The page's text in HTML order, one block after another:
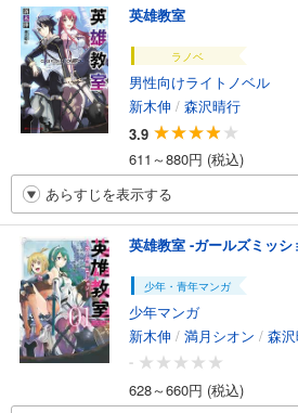
英雄教室
ラノベ
男性向けライトノベル
新木伸 / 森沢晴行
3.9
611～880円 (税込)
あらすじを表示する
英雄教室 -ガールズミッシ
少年・青年マンガ
少年マンガ
新木伸 / 満月シオン / 森
-
628～660円 (税込)